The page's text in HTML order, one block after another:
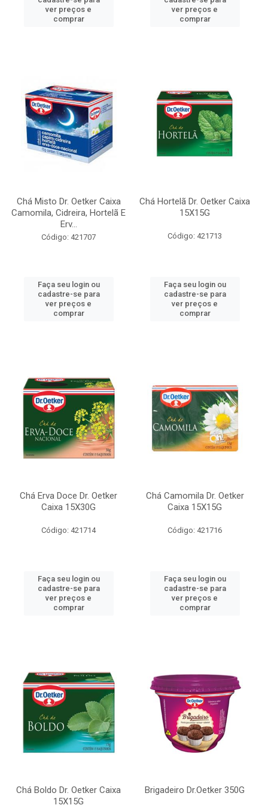
ver preços e
comprar
ver preços e
comprar
Chá Misto Dr. Oetker Caixa
Camomila, Cidreira, Hortelã E
Erv...
Código: 421707
Faça seu login ou
cadastre-se para
ver preços e
comprar
Chá Hortelã Dr. Oetker Caixa
15X15G
Código: 421713
Faça seu login ou
cadastre-se para
ver preços e
comprar
Chá Erva Doce Dr. Oetker
Caixa 15X30G
Código: 421714
Faça seu login ou
cadastre-se para
ver preços e
comprar
Chá Camomila Dr. Oetker
Caixa 15X15G
Código: 421716
Faça seu login ou
cadastre-se para
ver preços e
comprar
Chá Boldo Dr. Oetker Caixa
15X15G
Brigadeiro Dr.Oetker 350G